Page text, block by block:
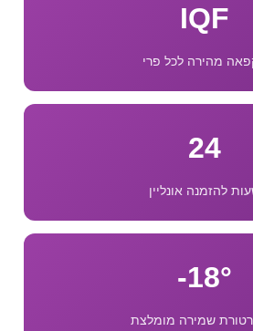
IQF
מהירה לכל פרי
24
להזמנה אונליין
18°-
שמירה מומלצת